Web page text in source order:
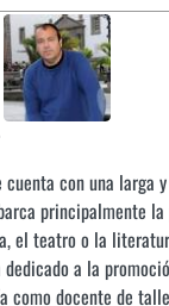
con una larga
principalmente la
el teatro o la
a la
como docente de